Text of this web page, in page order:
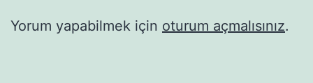
Yorum yapabilmek için oturum açmalısınız.